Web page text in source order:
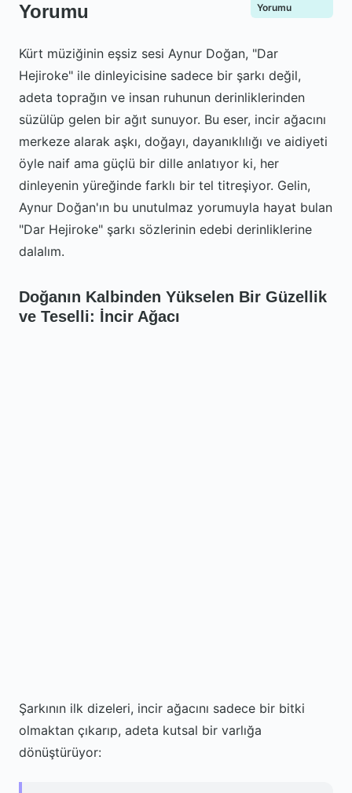
Yorumu
Yorumu
Kürt müziğinin eşsiz sesi Aynur Doğan, "Dar
Hejiroke" ile dinleyicisine sadece bir şarkı değil,
adeta toprağın ve insan ruhunun derinliklerinden
süzülüp gelen bir ağıt sunuyor. Bu eser, incir ağacını
merkeze alarak aşkı, doğayı, dayanıklılığı ve aidiyeti
öyle naif ama güçlü bir dille anlatıyor ki, her
dinleyenin yüreğinde farklı bir tel titreşiyor. Gelin,
Aynur Doğan'ın bu unutulmaz yorumuyla hayat bulan
"Dar Hejiroke" şarkı sözlerinin edebi derinliklerine
dalalım.
Doğanın Kalbinden Yükselen Bir Güzellik
ve Teselli: İncir Ağacı
Şarkının ilk dizeleri, incir ağacını sadece bir bitki
olmaktan çıkarıp, adeta kutsal bir varlığa
dönüştürüyor: